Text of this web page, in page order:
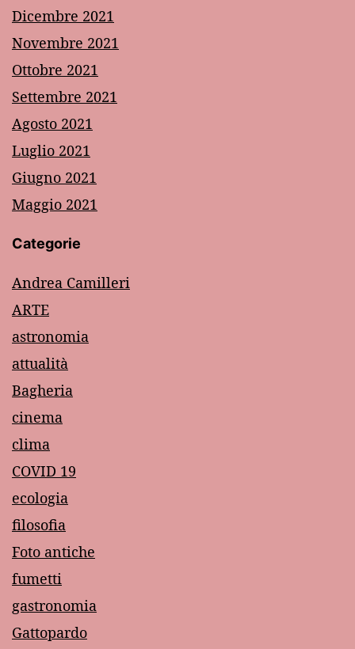
Dicembre 2021
Novembre 2021
Ottobre 2021
Settembre 2021
Agosto 2021
Luglio 2021
Giugno 2021
Maggio 2021
Categorie
Andrea Camilleri
ARTE
astronomia
attualità
Bagheria
cinema
clima
COVID 19
ecologia
filosofia
Foto antiche
fumetti
gastronomia
Gattopardo